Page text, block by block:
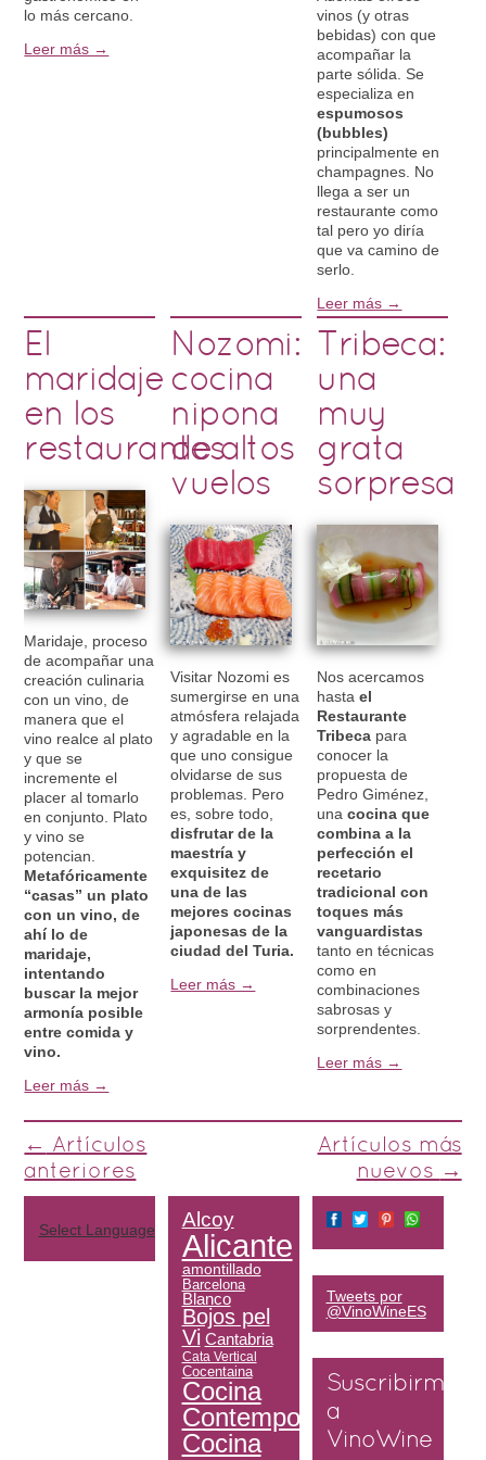
lo más cercano.
Leer más →
vinos (y otras
bebidas) con que
acompañar la
parte sólida. Se
especializa en
espumosos
(bubbles)
principalmente en
champagnes. No
llega a ser un
restaurante como
tal pero yo diría
que va camino de
serlo.
Leer más →
El
maridaje
en los
restaurantes
Maridaje, proceso
de acompañar una
creación culinaria
con un vino, de
manera que el
vino realce al plato
y que se
incremente el
placer al tomarlo
en conjunto. Plato
y vino se
potencian.
Metafóricamente
“casas” un plato
con un vino, de
ahí lo de
maridaje,
intentando
buscar la mejor
armonía posible
entre comida y
vino.
Leer más →
Nozomi:
cocina
nipona
de altos
vuelos
Visitar Nozomi es
sumergirse en una
atmósfera relajada
y agradable en la
que uno consigue
olvidarse de sus
problemas. Pero
es, sobre todo,
disfrutar de la
maestría y
exquisitez de
una de las
mejores cocinas
japonesas de la
ciudad del Turia.
Leer más →
Tribeca:
una
muy
grata
sorpresa
Nos acercamos
hastael
Restaurante
Tribeca para
conocer la
propuesta de
Pedro Giménez,
unacocina que
combina a la
perfección el
recetario
tradicional con
toques más
vanguardistas
tanto en técnicas
como en
combinaciones
sabrosas y
sorprendentes.
Leer más →
Post navigation
←
Artículos
anteriores
Artículos más
nuevos
→
Select Language Alcoy
Alicante
amontillado
Barcelona
Blanco
Bojos pel
Vi Cantabria
Cata Vertical
Cocentaina
Cocina
Contemporánea
Cocina
Tweets por
@VinoWineES
Suscribirme
a
VinoWine